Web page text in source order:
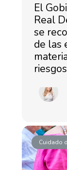
El
Real
se
de las
Cuidado